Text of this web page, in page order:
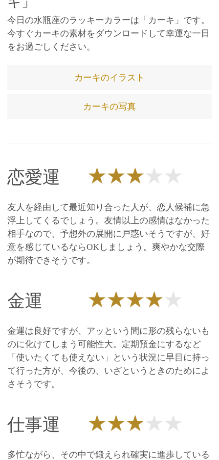
今日の水瓶座のラッキーカラーは「カーキ」です。
今すぐカーキの素材をダウンロードして幸運な一日
をお過ごしください。
カーキのイラスト
カーキの写真
恋愛運
友人を経由して最近知り合った人が、恋人候補に急
浮上してくるでしょう。友情以上の感情はなかった
相手なので、予想外の展開に戸惑いそうですが、好
意を感じているならOKしましょう。爽やかな交際
が期待できそうです。
金運
金運は良好ですが、アッという間に形の残らないも
のに化けてしまう可能性大。定期預金にするなど
「使いたくても使えない」という状況に早目に持っ
て行った方が、今後の、いざというときのためによ
さそうです。
仕事運
多忙ながら、その中で鍛えられ確実に進歩している